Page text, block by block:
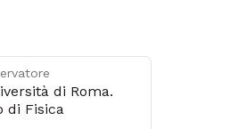
di Roma.
di Fisica